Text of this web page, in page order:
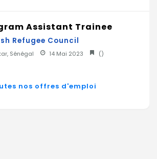
Assistant Trainee
Refugee Council
Sénégal 14 Mai 2023 ()
nos offres d'emploi